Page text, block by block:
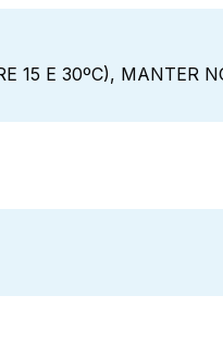
15 E 30ºC), MANTER